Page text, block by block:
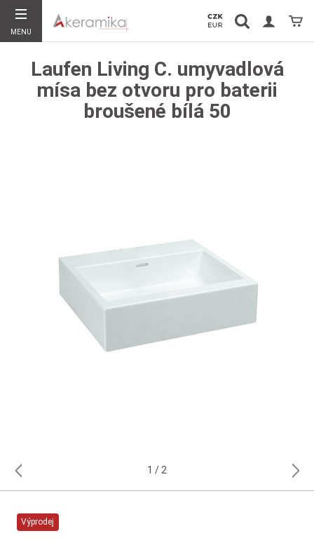
MENU
Vyhledávání Košík
Laufen Living C. umyvadlová
mísa bez otvoru pro baterii
broušené bílá 50
1 2
Výprodej